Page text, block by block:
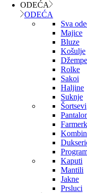
ODEĆA
ODEĆA
Sva
Majice
Bluze
Košulje
Rolke
Sakoi
Haljine
Suknje
Šortsevi
Kaputi
Mantili
Jakne
Prsluci